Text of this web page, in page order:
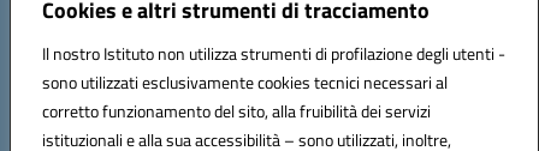
Cookies e altri strumenti di tracciamento
Il nostro Istituto non utilizza strumenti di profilazione degli utenti -
sono utilizzati esclusivamente cookies tecnici necessari al
corretto funzionamento del sito, alla fruibilità dei servizi
istituzionali e alla sua accessibilità – sono utilizzati, inoltre,
Posta elettronica certificata (PEC):tpic807004@pec.istruzione.it
Codice fiscale: 81002070811
Codice meccanografico:TPIC807004
Codice Indice delle Pubbliche Amministrazioni (IPA): istsc_tpic807004
Codice unico di fatturazione (CUF): UFLMAN